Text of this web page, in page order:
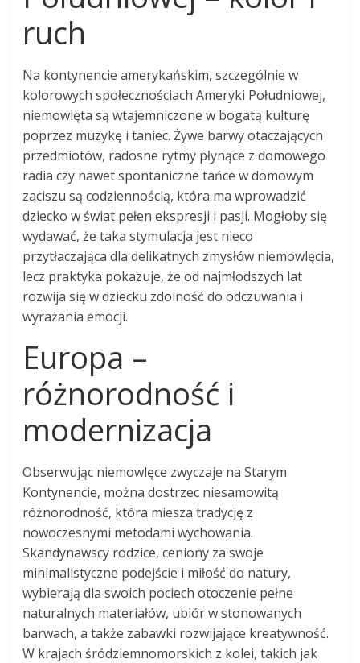
ruch
Na kontynencie amerykańskim, szczególnie w
kolorowych społecznościach Ameryki Południowej,
niemowlęta są wtajemniczone w bogatą kulturę
poprzez muzykę i taniec. Żywe barwy otaczających
przedmiotów, radosne rytmy płynące z domowego
radia czy nawet spontaniczne tańce w domowym
zaciszu są codziennością, która ma wprowadzić
dziecko w świat pełen ekspresji i pasji. Mogłoby się
wydawać, że taka stymulacja jest nieco
przytłaczająca dla delikatnych zmysłów niemowlęcia,
lecz praktyka pokazuje, że od najmłodszych lat
rozwija się w dziecku zdolność do odczuwania i
wyrażania emocji.
Europa –
różnorodność i
modernizacja
Obserwując niemowlęce zwyczaje na Starym
Kontynencie, można dostrzec niesamowitą
różnorodność, która miesza tradycję z
nowoczesnymi metodami wychowania.
Skandynawscy rodzice, ceniony za swoje
minimalistyczne podejście i miłość do natury,
wybierają dla swoich pociech otoczenie pełne
naturalnych materiałów, ubiór w stonowanych
barwach, a także zabawki rozwijające kreatywność.
W krajach śródziemnomorskich z kolei, takich jak